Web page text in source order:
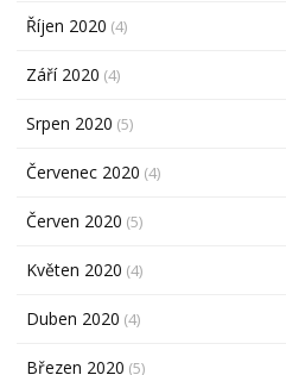
Říjen 2020 (4)
Září 2020 (4)
Srpen 2020 (5)
Červenec 2020 (4)
Červen 2020 (5)
Květen 2020 (4)
Duben 2020 (4)
Březen 2020 (5)